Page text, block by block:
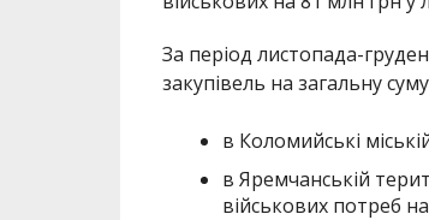
За період листопада-
закупівель на загальну
в Коломийські
в Яремчанській
військових потреб